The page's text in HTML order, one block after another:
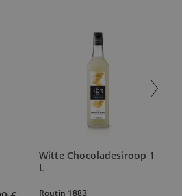
Witte Chocoladesiroop 1
L
Routin 1883